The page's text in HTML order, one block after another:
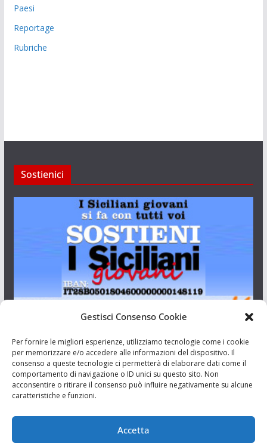
Gestisci Consenso Cookie
Per fornire le migliori esperienze, utilizziamo tecnologie come i cookie
per memorizzare e/o accedere alle informazioni del dispositivo. Il
consenso a queste tecnologie ci permetterà di elaborare dati come il
comportamento di navigazione o ID unici su questo sito. Non
acconsentire o ritirare il consenso può influire negativamente su alcune
caratteristiche e funzioni.
Accetta
Paesi
Reportage
Rubriche
Sostienici
Aut. del tribunale di Catania n.23/2011 del 20/09/2011 Dir.
Resp. Riccardo Orioles.
Associazione Culturale I Siciliani Giovani
via Randazzo 27 Catania